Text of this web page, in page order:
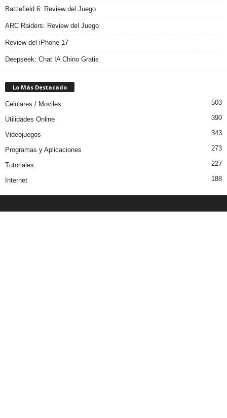
Battlefield 6: Review del Juego
ARC Raiders: Review del Juego
Review del iPhone 17
Deepseek: Chat IA Chino Gratis
Lo Más Destacado
Celulares / Moviles 503
Utilidades Online 390
Videojuegos 343
Programas y Aplicaciones 273
Tutoriales 227
Internet 188